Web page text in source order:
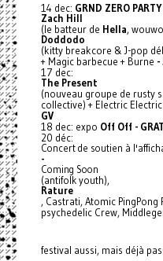
14 dec: GRND ZERO PARTY
Zach Hill
(le batteur de Hella,
Doddodo
(kitty breakcore & J-pop
+ Magic barbecue + Burne -
17 dec:
The Present
(nouveau groupe de rusty
collective) + Electric
GV
18 dec: expo Off Off -
20 déc:
Concert de soutien à
-
Coming Soon
(antifolk youth),
Rature
, Castrati, Atomic
psychedelic Crew,
festival aussi, mais déjà